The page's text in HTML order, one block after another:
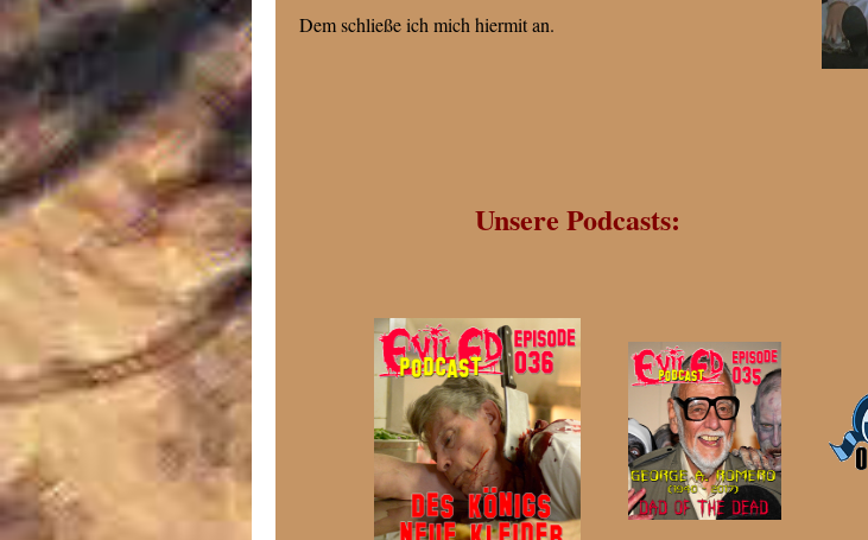
Dem schließe ich mich hiermit an.
Unsere Podcasts: